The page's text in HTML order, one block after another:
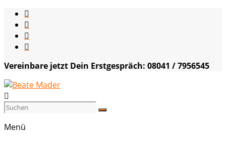
Skip
content
Vereinbare jetzt Dein Erstgespräch: 08041 / 7956545
Beate
Menü